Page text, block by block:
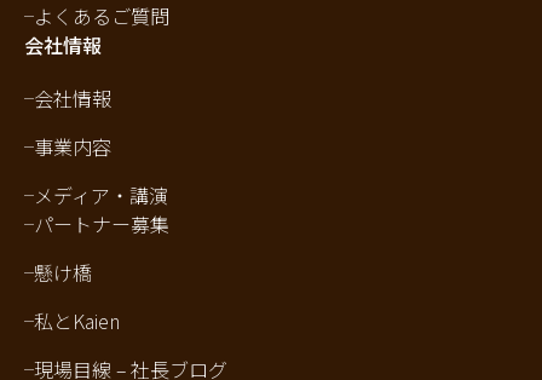
よくあるご質問
会社情報
会社情報
事業内容
メディア・講演
パートナー募集
懸け橋
私とKaien
現場目線 – 社長ブログ